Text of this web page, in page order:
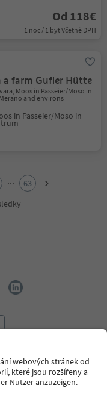
Od 118€
1 noc / 1 byt Včetně DPH
a farm Gufler Hütte
Moos in Passeier/Moso in
and environs
in Passeier/Moso in
...
63
MICE
a ujednání
Tiráž